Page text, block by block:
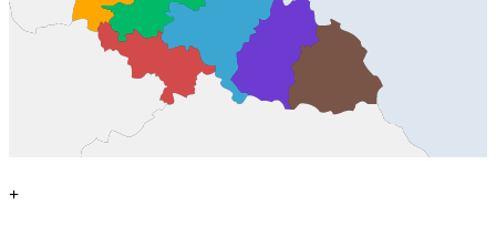
+